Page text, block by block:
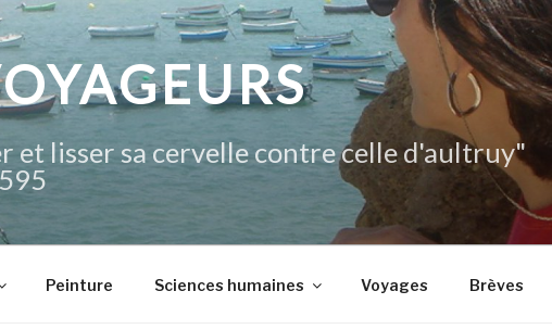
lisser sa cervelle contre celle d'aultruy"
Peinture Sciences humaines Voyages Brèves